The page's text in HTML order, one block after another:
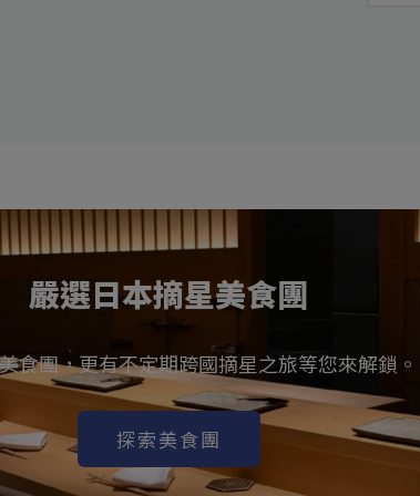
嚴選日本摘星美食團
食團，更有不定期跨國摘星之旅等您來解鎖。
探索美食團